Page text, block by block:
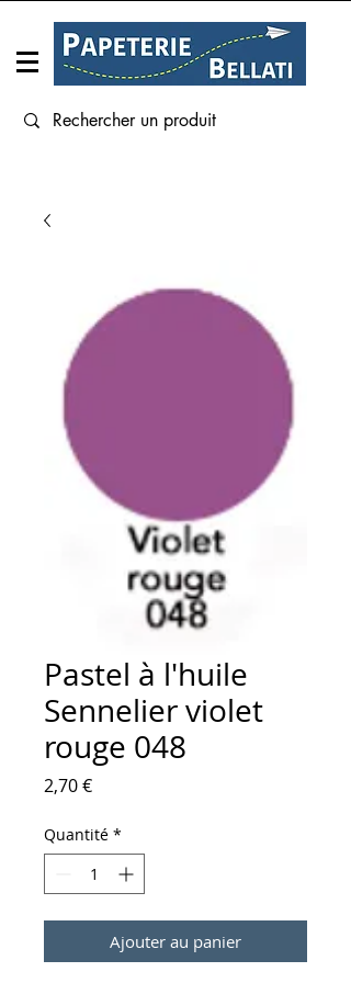
Pastel à l'huile
Sennelier violet
rouge 048
2,70 €Prix
Quantité *
Ajouter au panier